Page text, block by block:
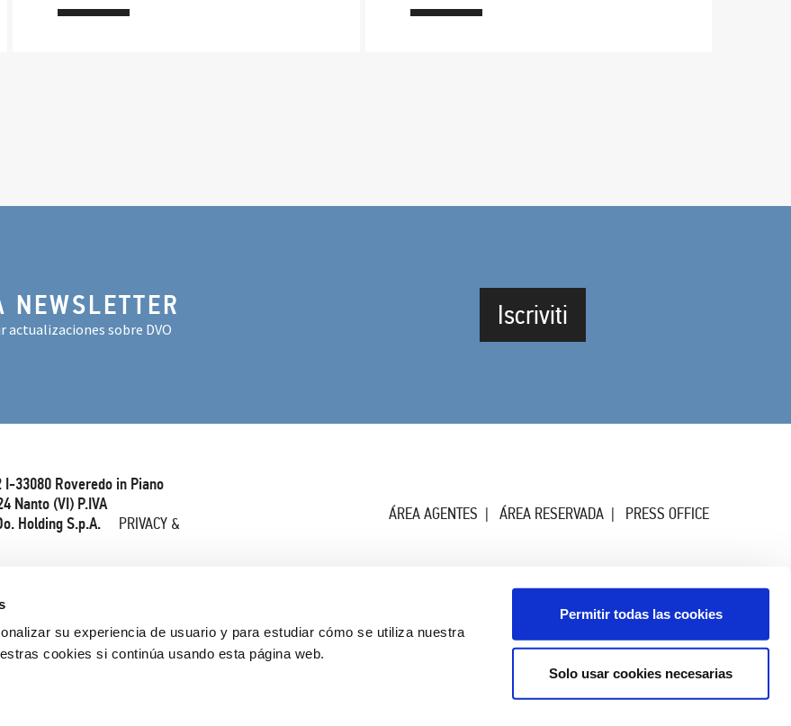
su experiencia de usuario y para estudiar cómo se utiliza nuestra
cookies si continúa usando esta página web.
Permitir todas las cookies
Solo usar cookies necesarias
sobre DVO Iscriviti
I-33080 Roveredo in Piano
Nanto (VI) P.IVA
Holding S.p.A.
PRIVACY &
ÁREA AGENTES ÁREA RESERVADA PRESS OFFICE